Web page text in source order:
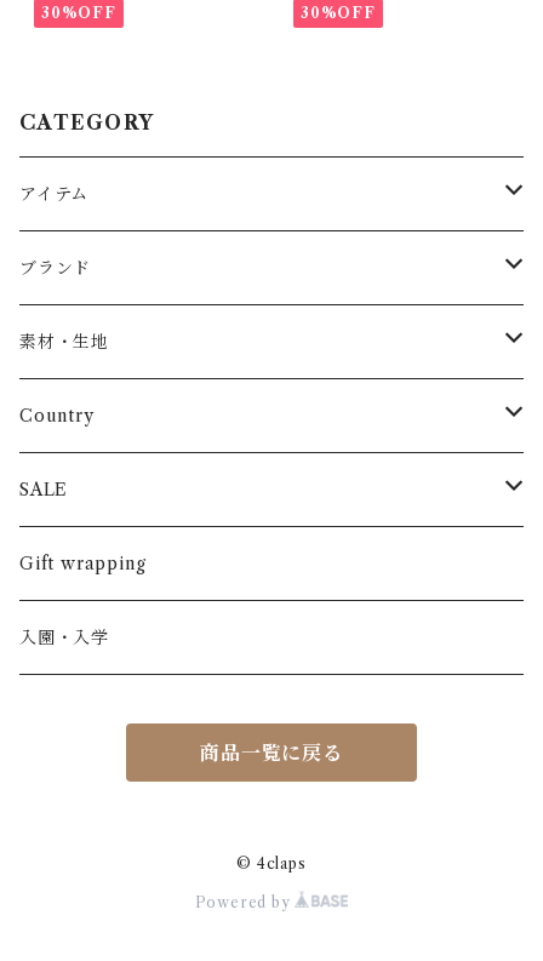
30%OFF 30%OFF
CATEGORY
アイテム
Baby
トップス
長袖
半袖
パンツ
長ズボン
半ズボン
スカート
ワンピース
カーディガン / 羽織もの
ブランド
AS WE GROW
ARCH&LINE
BABE & TESS
BOBOCHOSES
BONHEUR DU JOUR
素材・生地
コットン 100%
リネン( 麻 )
ウール
アルパカ
Country
France / フランス
Italy / イタリア
NY / ニューヨーク
Spain / スペイン
SALE
男の子
女の子
くつ・帽子・Bag
Gift wrapping
入園・入学
商品一覧に戻る
© 4claps
Powered by